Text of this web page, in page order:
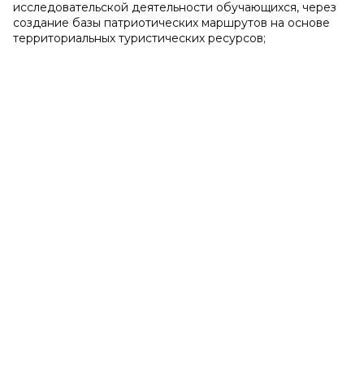
исследовательской деятельности обучающихся, через
создание базы патриотических маршрутов на основе
территориальных туристических ресурсов;